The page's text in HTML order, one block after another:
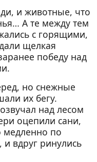
Отчаяние. —
и львы»
княжны
и животные, что
А те между тем
с горящими,
щелкая
победу над
но снежные
их бегу.
над лесом
оцепили сани,
медленно по
вдруг ринулись